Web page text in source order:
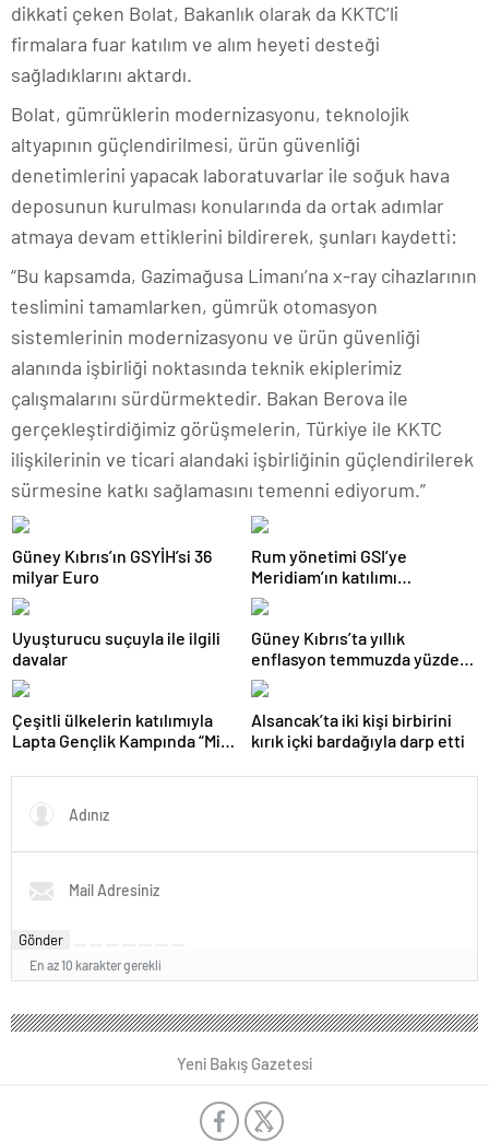
dikkati çeken Bolat, Bakanlık olarak da KKTC’li
firmalara fuar katılım ve alım heyeti desteği
sağladıklarını aktardı.
Bolat, gümrüklerin modernizasyonu, teknolojik
altyapının güçlendirilmesi, ürün güvenliği
denetimlerini yapacak laboratuvarlar ile soğuk hava
deposunun kurulması konularında da ortak adımlar
atmaya devam ettiklerini bildirerek, şunları kaydetti:
“Bu kapsamda, Gazimağusa Limanı’na x-ray cihazlarının
teslimini tamamlarken, gümrük otomasyon
sistemlerinin modernizasyonu ve ürün güvenliği
alanında işbirliği noktasında teknik ekiplerimiz
çalışmalarını sürdürmektedir. Bakan Berova ile
gerçekleştirdiğimiz görüşmelerin, Türkiye ile KKTC
ilişkilerinin ve ticari alandaki işbirliğinin güçlendirilerek
sürmesine katkı sağlamasını temenni ediyorum.”
Güney Kıbrıs’ın GSYİH’si 36
milyar Euro
Rum yönetimi GSI’ye
Meridiam’ın katılımı
anlaşmasının dışında ve
seyirci kaldı
Uyuşturucu suçuyla ile ilgili
davalar
Güney Kıbrıs’ta yıllık
enflasyon temmuzda yüzde
2,9 oldu
Çeşitli ülkelerin katılımıyla
Lapta Gençlik Kampında “Milli
gerçekleştiriliyor
Alsancak’ta iki kişi birbirini
kırık içki bardağıyla darp etti
Gönder
En az 10 karakter gerekli
Yeni Bakış Gazetesi